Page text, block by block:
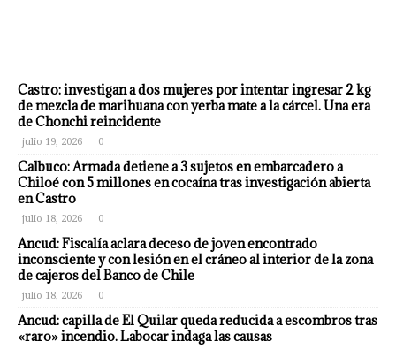
Castro: investigan a dos mujeres por intentar ingresar 2 kg
de mezcla de marihuana con yerba mate a la cárcel. Una era
de Chonchi reincidente
julio 19, 2026 0
Calbuco: Armada detiene a 3 sujetos en embarcadero a
Chiloé con 5 millones en cocaína tras investigación abierta
en Castro
julio 18, 2026 0
Ancud: Fiscalía aclara deceso de joven encontrado
inconsciente y con lesión en el cráneo al interior de la zona
de cajeros del Banco de Chile
julio 18, 2026 0
Ancud: capilla de El Quilar queda reducida a escombros tras
«raro» incendio. Labocar indaga las causas